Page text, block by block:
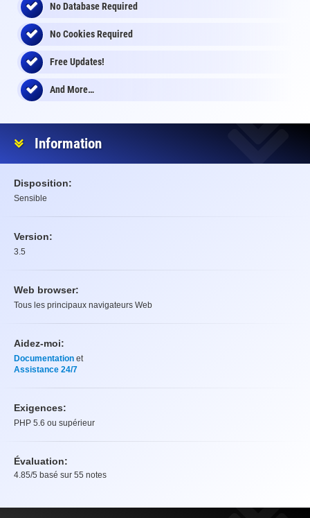
No Database Required
No Cookies Required
Free Updates!
And More…
Information
Disposition:
Sensible
Version:
3.5
Web browser:
Tous les principaux navigateurs Web
Aidez-moi:
Documentation et
Assistance 24/7
Exigences:
PHP 5.6 ou supérieur
Évaluation:
4.85/5 basé sur 55 notes